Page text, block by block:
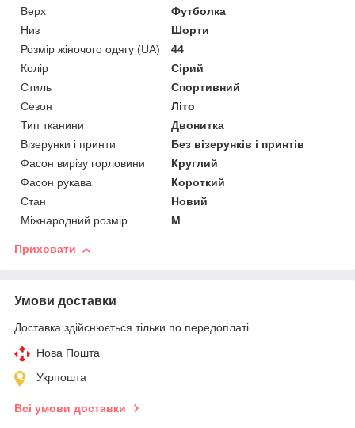
Верх
Футболка
Низ
Шорти
Розмір жіночого одягу (UA)
44
Колір
Сірий
Стиль
Спортивний
Сезон
Літо
Тип тканини
Двонитка
Візерунки і принти
Без візерунків і принтів
Фасон вирізу горловини
Круглий
Фасон рукава
Короткий
Стан
Новий
Міжнародний розмір
M
Приховати
Умови доставки
Доставка здійснюється тільки по передоплаті.
Нова Пошта
Укрпошта
Всі умови доставки